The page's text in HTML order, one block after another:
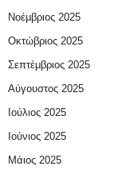
Νοέμβριος 2025
Οκτώβριος 2025
Σεπτέμβριος 2025
Αύγουστος 2025
Ιούλιος 2025
Ιούνιος 2025
Μάιος 2025